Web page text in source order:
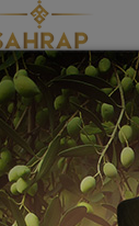
(1) tarif